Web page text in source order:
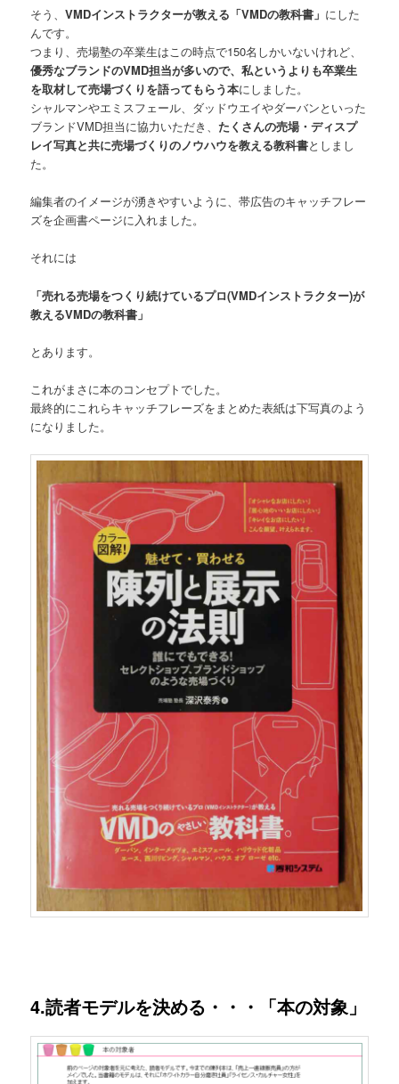
そう、VMDインストラクターが教える「VMDの教科書」 にした
んです。
つまり、売場塾の卒業生はこの時点で150名しかいないけれど、
優秀なブランドのVMD担当が多いので、私というよりも卒業生
を取材して売場づくりを語ってもらう本にしました。
シャルマンやエミスフェール、ダッドウエイやダーバンといった
ブランドVMD担当に協力いただき、たくさんの売場・ディスプ
レイ写真と共に売場づくりのノウハウを教える教科書としまし
た。
編集者のイメージが湧きやすいように、帯広告のキャッチフレー
ズを企画書ページに入れました。
それには
「売れる売場をつくり続けているプロ(VMDインストラクター)が
教えるVMDの教科書」
とあります。
これがまさに本のコンセプトでした。
最終的にこれらキャッチフレーズをまとめた表紙は下写真のよう
になりました。
4.読者モデルを決める・・・「本の対象」